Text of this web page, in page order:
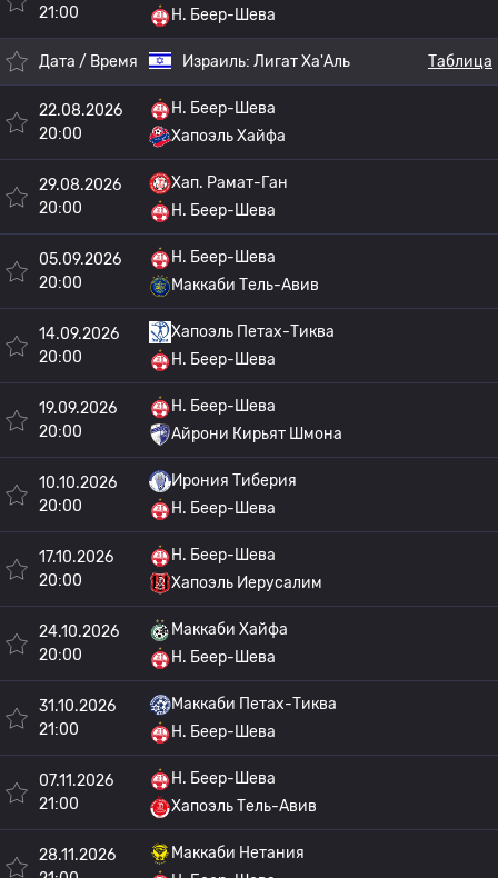
21:00
H. Беер-Шева
Дата / Время Израиль: Лигат Ха'Аль Таблица
22.08.2026
20:00
H. Беер-Шева
Хапоэль Хайфа
29.08.2026
20:00
Хап. Рамат-Ган
H. Беер-Шева
05.09.2026
20:00
H. Беер-Шева
Маккаби Тель-Авив
14.09.2026
20:00
Хапоэль Петах-Тиква
H. Беер-Шева
19.09.2026
20:00
H. Беер-Шева
Айрони Кирьят Шмона
10.10.2026
20:00
Ирония Тиберия
H. Беер-Шева
17.10.2026
20:00
H. Беер-Шева
Хапоэль Иерусалим
24.10.2026
20:00
Маккаби Хайфа
H. Беер-Шева
31.10.2026
21:00
Маккаби Петах-Тиква
H. Беер-Шева
07.11.2026
21:00
H. Беер-Шева
Хапоэль Тель-Авив
28.11.2026
Маккаби Нетания